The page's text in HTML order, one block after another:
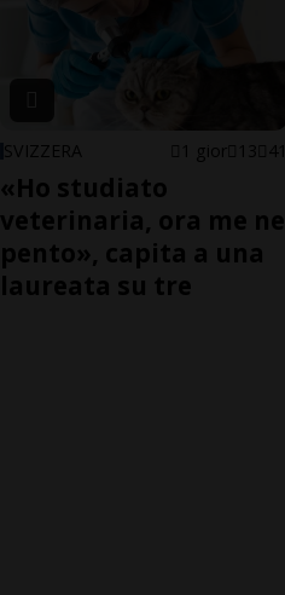
SVIZZERA 1 gior 13 41
«Ho studiato
veterinaria, ora me ne
pento», capita a una
laureata su tre